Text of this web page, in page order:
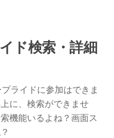
ド検索・詳細
ライドに参加はできま
に、検索ができませ
機能いるよね？画面ス